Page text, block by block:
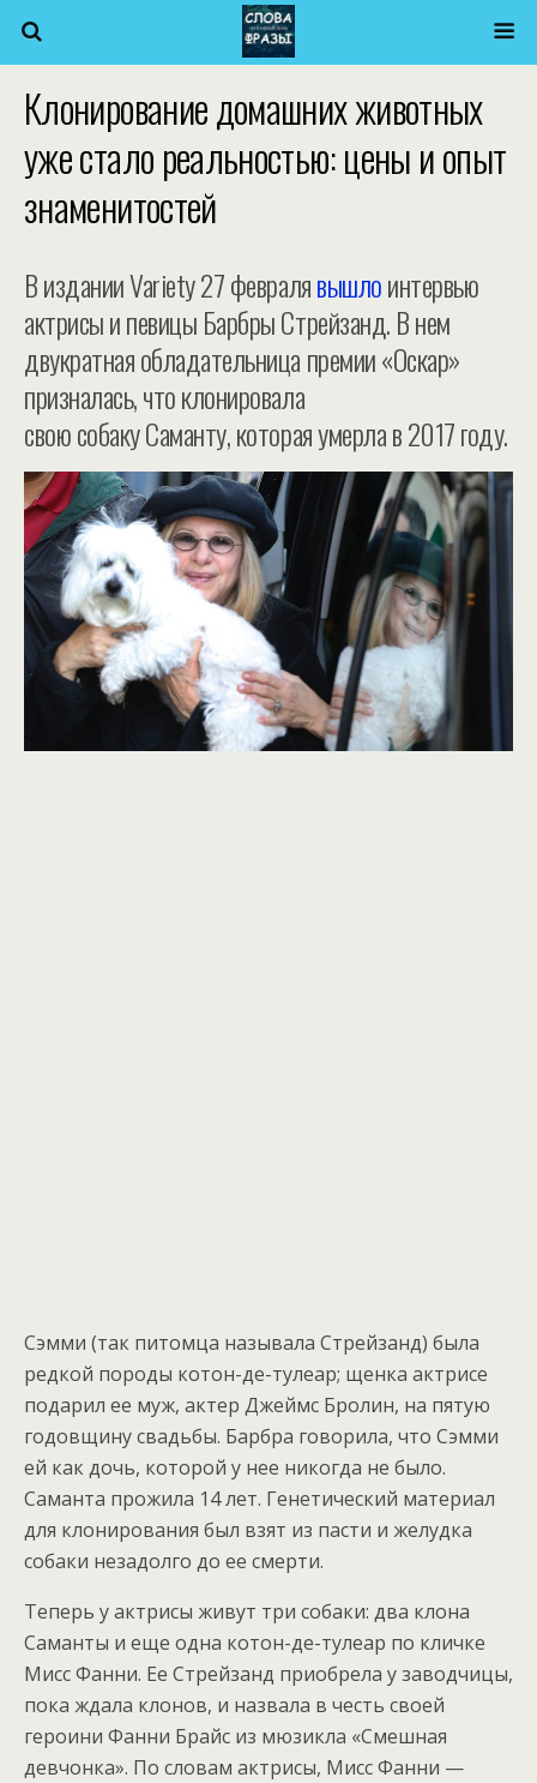
Клонирование домашних животных
уже стало реальностью: цены и опыт
знаменитостей
В издании Variety 27 февралявышлоинтервью
актрисы и певицы Барбры Стрейзанд. В нем
двукратная обладательница премии «Оскар»
призналась, что клонировала
свою собаку Саманту, которая умерла в 2017 году.
Сэмми (так питомца называла Стрейзанд) была
редкой породы котон-де-тулеар; щенка актрисе
подарил ее муж, актер Джеймс Бролин, на пятую
годовщину свадьбы. Барбра говорила, что Сэмми
ей как дочь, которой у нее никогда не было.
Саманта прожила 14 лет. Генетический материал
для клонирования был взят из пасти и желудка
собаки незадолго до ее смерти.
Теперь у актрисы живут три собаки: два клона
Саманты и еще одна котон-де-тулеар по кличке
Мисс Фанни. Ее Стрейзанд приобрела у заводчицы,
пока ждала клонов, и назвала в честь своей
героини Фанни Брайс из мюзикла «Смешная
девчонка». По словам актрисы, Мисс Фанни —